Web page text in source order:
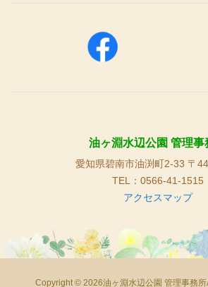
油ヶ淵水辺公園 管理事
愛知県碧南市油渕町2-33 〒
TEL：0566-41-1515
アクセスマップ
Copyright © 2026油ヶ淵水辺公園 管理事務